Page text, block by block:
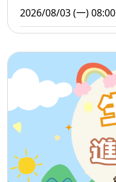
2026/08/03 (一) 08:00